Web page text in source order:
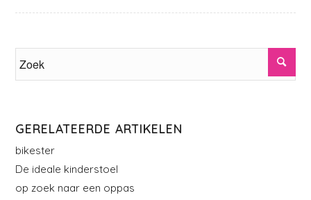
GERELATEERDE ARTIKELEN
bikester
De ideale kinderstoel
op zoek naar een oppas